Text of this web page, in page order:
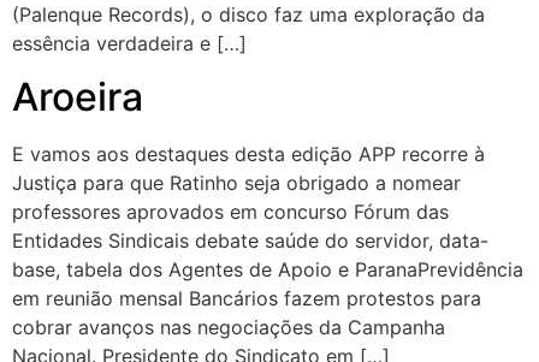
(Palenque Records), o disco faz uma exploração da
essência verdadeira e […]
Aroeira
E vamos aos destaques desta edição APP recorre à
Justiça para que Ratinho seja obrigado a nomear
professores aprovados em concurso Fórum das
Entidades Sindicais debate saúde do servidor, data-
base, tabela dos Agentes de Apoio e ParanaPrevidência
em reunião mensal Bancários fazem protestos para
cobrar avanços nas negociações da Campanha
Nacional. Presidente do Sindicato em […]